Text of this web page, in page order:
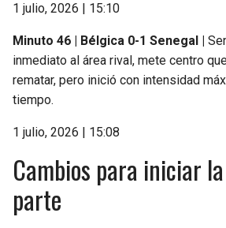
1 julio, 2026 | 15:10
Minuto 46 | Bélgica 0-1 Senegal |
inmediato al área rival, mete centro
rematar, pero inició con intensidad
tiempo.
1 julio, 2026 | 15:08
Cambios para iniciar
parte